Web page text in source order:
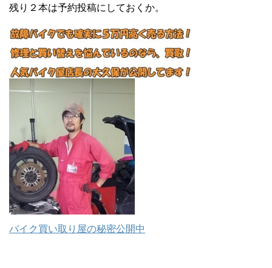
残り２本は予約投稿にしておくか。
バイク買い取り屋の秘密公開中